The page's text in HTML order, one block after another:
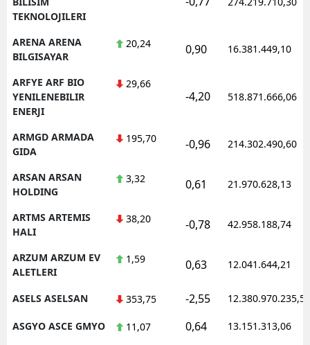
TEKNOLOJILERI
ARENA ARENA
BILGISAYAR
20,24 0,90 16.381.449,10
ARFYE ARF BIO
YENILENEBILIR
ENERJI
29,66
-4,20 518.871.666,06
ARMGD ARMADA
GIDA
195,70 -0,96 214.302.490,60
ARSAN ARSAN
HOLDING
3,32 0,61 21.970.628,13
ARTMS ARTEMIS
HALI
38,20 -0,78 42.958.188,74
ARZUM ARZUM EV
ALETLERI
1,59 0,63 12.041.644,21
ASELS ASELSAN 353,75 -2,55 12.380.970.235,50
ASGYO ASCE GMYO 11,07 0,64 13.151.313,06